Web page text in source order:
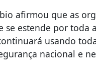
afirmou que as
se estende por toda
usando
nacional e